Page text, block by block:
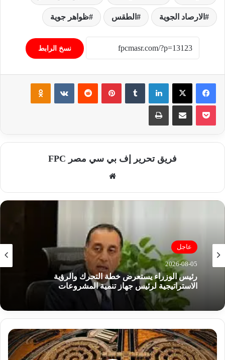
الارصاد الجوية الطقس ظواهر جوية
نسخ الرابط
فيسبوك ‫X لينكدإن بينتيريست
فريق تحرير إف بي سي مصر FPC
الوي
عاجل
2026-08-05
الاستراتيجية لرئيس جهاز تنمية المشروعات
عاجل
2026-08-04
ثورة في عالم البناء.. كيف ساهم كود الزلازل الجديد
في حماية مصر من الهزات المدمرة؟
ع
س
ك